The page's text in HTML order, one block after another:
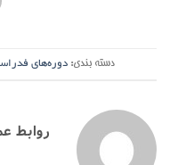
دسته بندی: دوره‌های
روابط